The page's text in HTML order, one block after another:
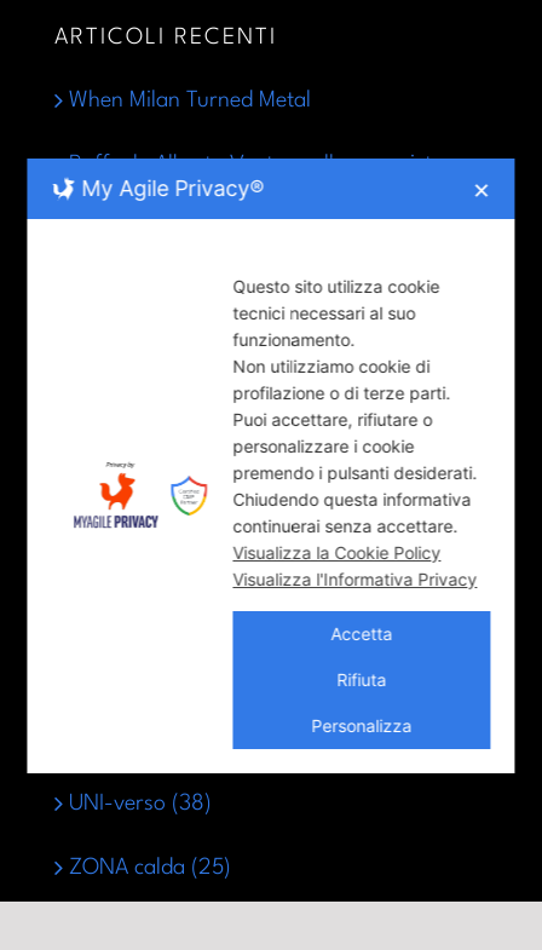
ARTICOLI RECENTI
When Milan Turned Metal
Raffaele Alberto Ventura alla conquista
dell’infelicità
LUNGO-Parma (36)
POV – Point of View (18)
UNI-verso (38)
ZONA calda (25)
My Agile Privacy® ✕
Questo sito utilizza cookie
tecnici necessari al suo
funzionamento.
Non utilizziamo cookie di
profilazione o di terze parti.
Puoi accettare, rifiutare o
personalizzare i cookie
premendo i pulsanti desiderati.
Chiudendo questa informativa
continuerai senza accettare.
Visualizza la Cookie Policy
Visualizza l'Informativa Privacy
Accetta
Rifiuta
Personalizza